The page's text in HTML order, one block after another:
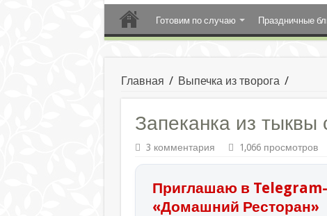
Готовим по случаю Праздничные
Главная / Выпечка из творога /
Запеканка из тыквы
3 комментария 1,066 просмотров
Приглашаю в
«Домашний Ресторан»